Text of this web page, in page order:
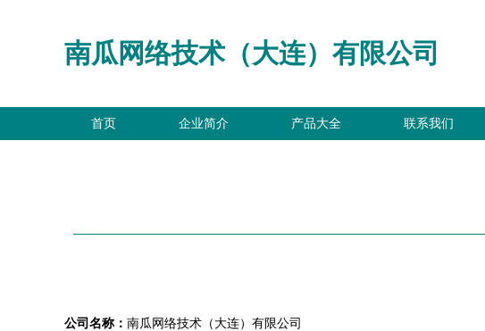
南瓜网络技术（大连）有限公司
首页 企业简介 产品大全 联系我们
公司名称： 南瓜网络技术（大连）有限公司